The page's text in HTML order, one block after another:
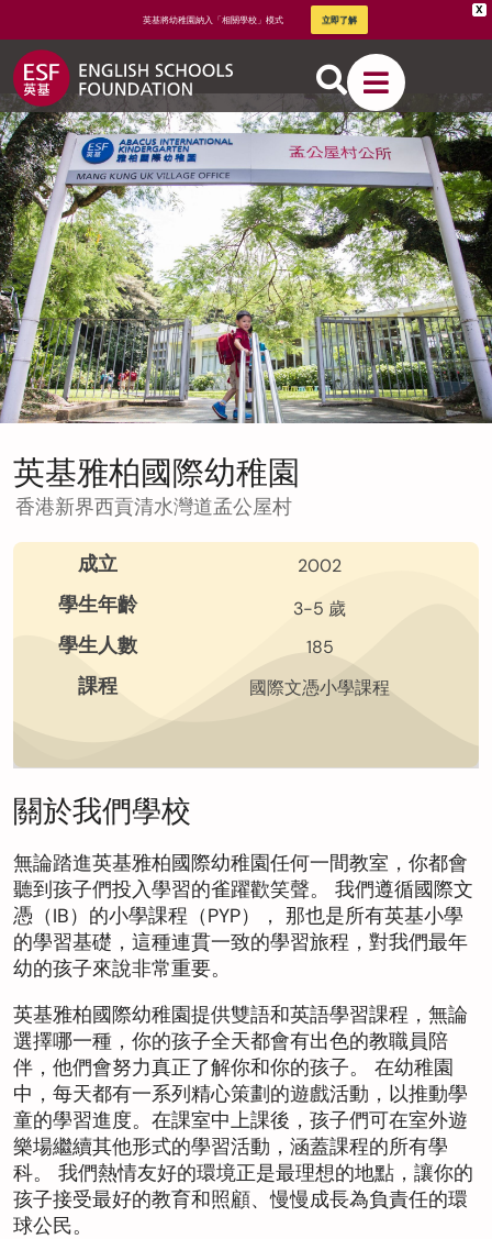
X
英基將幼稚園納入「相關學校」模式 立即了解
英基雅柏國際幼稚園
香港新界西貢清水灣道孟公屋村
成立 2002
學生年齡 3-5 歲
學生人數 185
課程 國際文憑小學課程
關於我們學校
無論踏進英基雅柏國際幼稚園任何一間教室，你都會
聽到孩子們投入學習的雀躍歡笑聲。 我們遵循國際文
憑（IB）的小學課程（PYP）， 那也是所有英基小學
的學習基礎，這種連貫一致的學習旅程，對我們最年
幼的孩子來說非常重要。
英基雅柏國際幼稚園提供雙語和英語學習課程，無論
選擇哪一種，你的孩子全天都會有出色的教職員陪
伴，他們會努力真正了解你和你的孩子。 在幼稚園
中，每天都有一系列精心策劃的遊戲活動，以推動學
童的學習進度。在課室中上課後，孩子們可在室外遊
樂場繼續其他形式的學習活動，涵蓋課程的所有學
科。 我們熱情友好的環境正是最理想的地點，讓你的
孩子接受最好的教育和照顧、慢慢成長為負責任的環
球公民。
關於英基
我們的教
學方式
英基學校
招生
查詢表格
繁體中
文
最新公告
立
即
諮
詢
View in:
English
繁體中文